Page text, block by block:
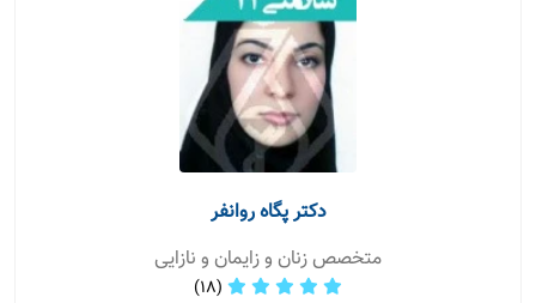
دکتر پگاه روانفر
متخصص زنان و زایمان و نازایی
(18)